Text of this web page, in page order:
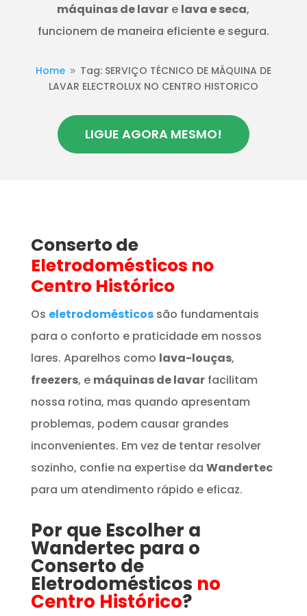
máquinas de lavar e lava e seca,
funcionem de maneira eficiente e segura.
Home 9 Tag: SERVIÇO TÉCNICO DE MÁQUINA DE
LAVAR ELECTROLUX NO CENTRO HISTORICO
LIGUE AGORA MESMO!
Conserto de
Eletrodomésticos no
Centro Histórico
Os eletrodomésticos são fundamentais
para o conforto e praticidade em nossos
lares. Aparelhos como lava-louças,
freezers, e máquinas de lavarfacilitam
nossa rotina, mas quando apresentam
problemas, podem causar grandes
inconvenientes. Em vez de tentar resolver
sozinho, confie na expertise da Wandertec
para um atendimento rápido e eficaz.
Por que Escolher a
Wandertec para o
Conserto de
Eletrodomésticos no
Centro Histórico?